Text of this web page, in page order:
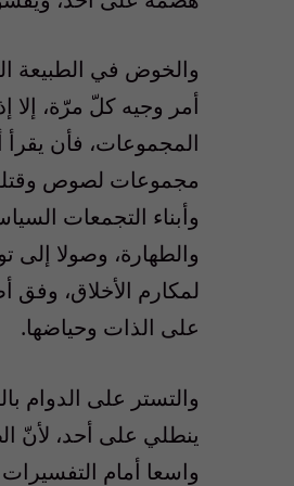
والخوض في الطبيعة
أمر وجيه كلّ مرّة، إلا
المجموعات، فأن
مجموعات لصوص وقتلة،
وأبناء التجمعات
والطهارة، وصولا إلى
لمكارم الأخلاق،
على الذات وحياضها.
والتستر على الدوام
ينطلي على أحد، لأنّ
واسعا أمام